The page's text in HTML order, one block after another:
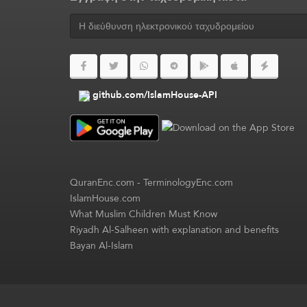
github.com/IslamHouse-API
QuranEnc.com-TerminologyEnc.com
IslamHouse.com
What Muslim Children Must Know
Riyadh Al-Salheen with explanation and benefits
Bayan Al-Islam